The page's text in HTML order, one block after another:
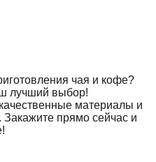
чая и кофе?
лучший выбор!
материалы и
Закажите прямо сейчас и